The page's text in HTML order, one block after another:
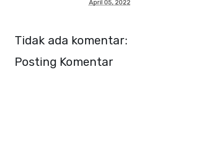
April 05, 2022
Tidak ada komentar:
Posting Komentar